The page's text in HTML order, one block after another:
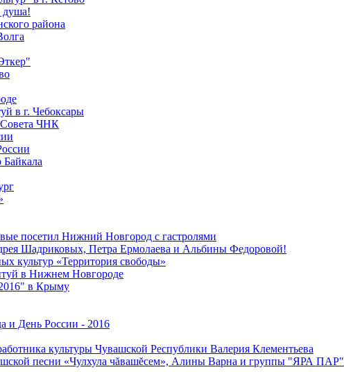
душа!
района
в г. Чебоксары
Совета ЧНК
посетил Нижний Новгород с гастролями
Шадриковых, Петра Ермолаева и Альбины Федоровой!
культур «Территория свободы»
в Нижнем Новгороде
в Крыму
и День России - 2016
культуры Чувашской Республики Валерия Клементьева
песни «Чулхула чăвашĕсем», Алины Варна и группы "ЯРА ПАР"